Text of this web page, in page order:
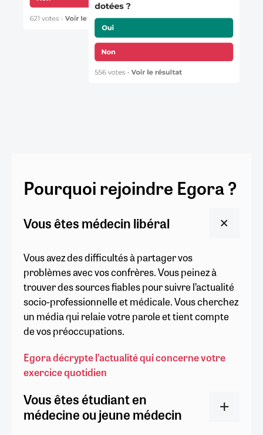
Pourquoi rejoindre Egora ?
Vous êtes médecin libéral
Vous avez des difficultés à partager vos
problèmes avec vos confrères. Vous peinez à
trouver des sources fiables pour suivre l’actualité
socio-professionnelle et médicale. Vous cherchez
un média qui relaie votre parole et tient compte
de vos préoccupations.
Egora décrypte l’actualité qui concerne votre
exercice quotidien
Vous êtes étudiant en
médecine ou jeune médecin